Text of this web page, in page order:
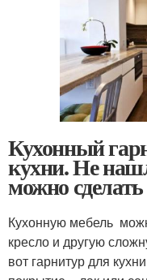
Кухонный
кухни. Не
можно сделать
Кухонную мебель
кресло и другую
вот гарнитур для